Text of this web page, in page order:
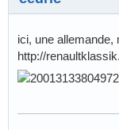
ici, une allemande,
http://